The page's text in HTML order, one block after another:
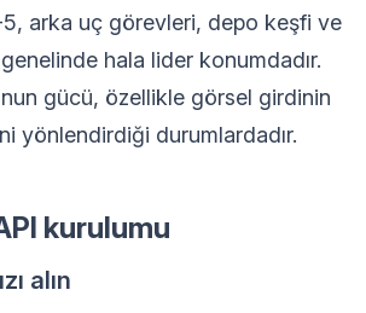
arka uç görevleri, depo keşfi ve
hala lider konumdadır.
gücü, özellikle görsel girdinin
yönlendirdiği durumlardadır.
kurulumu
alın